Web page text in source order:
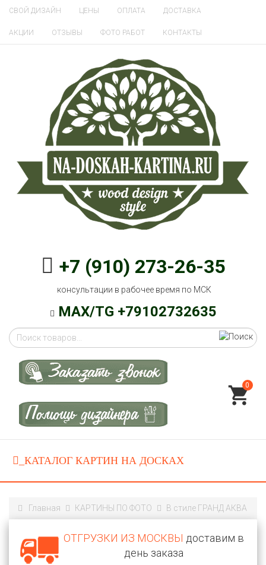
СВОЙ ДИЗАЙН ЦЕНЫ ОПЛАТА ДОСТАВКА
АКЦИИ ОТЗЫВЫ ФОТО РАБОТ КОНТАКТЫ
+7 (910) 273-26-35
консультации в рабочее время по МСК
MAX/TG +79102732635
0
Главная КАРТИНЫ ПО ФОТО В стиле ГРАНД АКВА
ОТГРУЗКИ ИЗ МОСКВЫ доставим в
день заказа